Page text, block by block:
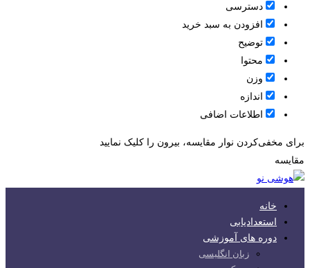
دسترسی
افزودن به سبد خرید
توضیح
محتوا
وزن
اندازه
اطلاعات اضافی
برای مخفی‌کردن نوار مقایسه، بیرون را کلیک نمایید
مقایسه
خانه
استعدادیابی
دوره های آموزشی
زبان انگلیسی